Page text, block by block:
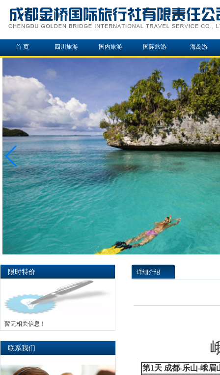
首 页 四川旅游 国内旅游 国际旅游 海岛游
限时特价
暂无相关信息！
联系我们
详细介绍
第1天 成都-乐山-峨眉